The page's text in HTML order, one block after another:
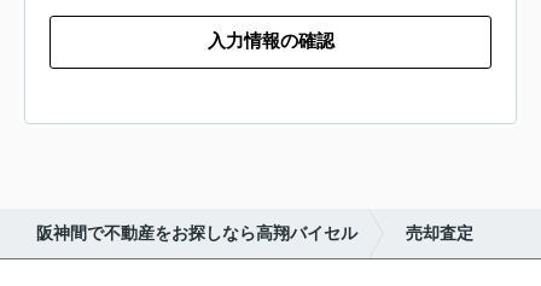
入力情報の確認
阪神間で不動産をお探しなら高翔バイセル 売却査定